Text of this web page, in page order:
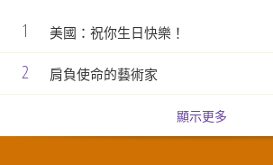
1 美國：祝你生日快樂！
2 肩負使命的藝術家
顯示更多